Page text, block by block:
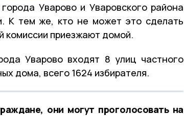
Уварово и Уваровского района
К тем же, кто не может это сделать
комиссии приезжают домой.
Уварово входят 8 улиц частного
дома, всего 1624 избирателя.
они могут проголосовать на